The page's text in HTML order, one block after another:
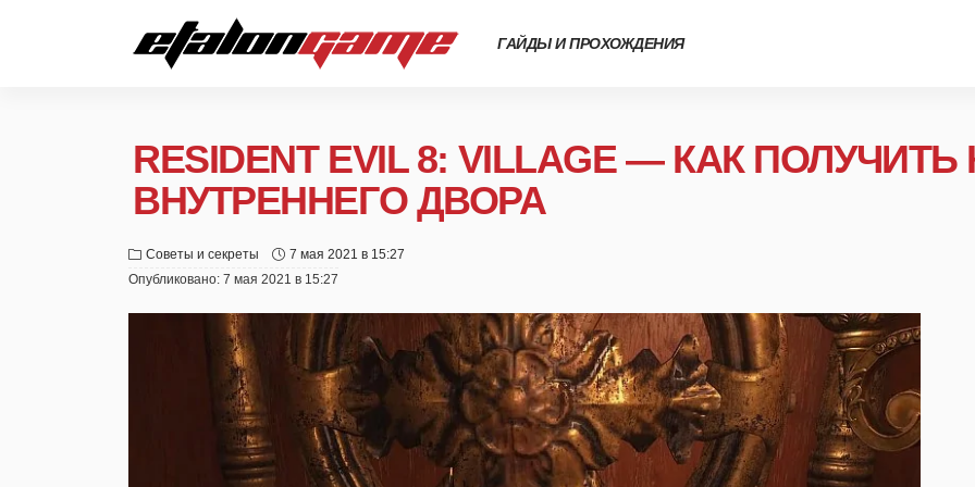
ГАЙДЫ И ПРОХОЖДЕНИЯ
RESIDENT EVIL 8: VILLAGE — КАК
ВНУТРЕННЕГО ДВОРА
Советы и секреты
7 мая 2021 в 15:27
Опубликовано: 7 мая 2021 в 15:27